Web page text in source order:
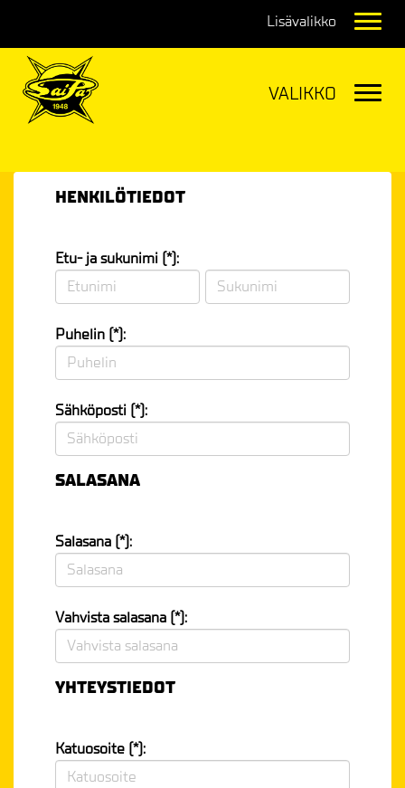
HENKILÖTIEDOT
Etu- ja sukunimi (*):
Puhelin (*):
Sähköposti (*):
SALASANA
Salasana (*):
Vahvista salasana (*):
YHTEYSTIEDOT
Katuosoite (*):